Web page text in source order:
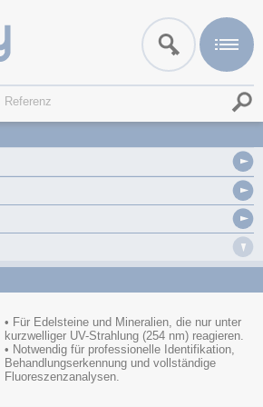
• Für Edelsteine und Mineralien, die nur unter
kurzwelliger UV-Strahlung (254 nm) reagieren.
• Notwendig für professionelle Identifikation,
Behandlungserkennung und vollständige
Fluoreszenzanalysen.